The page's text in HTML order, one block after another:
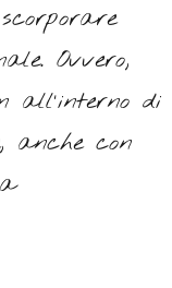
Ovvero,
all’interno di
anche con